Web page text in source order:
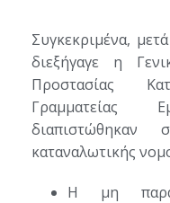
Συγκεκριμένα,
διεξήγαγε η
Προστασίας
διαπιστώθηκαν
καταναλωτικής
Η μη